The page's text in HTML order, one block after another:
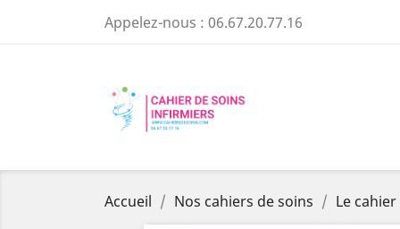
Appelez-nous : 06.67.20.77.16
Accueil Nos cahiers de soins Le